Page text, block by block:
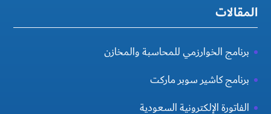
المقالات
برنامج الخوارزمي للمحاسبة والمخازن
برنامج كاشير سوبر ماركت
الفاتورة الإلكترونية السعودية